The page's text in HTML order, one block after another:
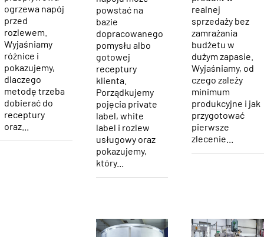
ogrzewa napój
przed
rozlewem.
Wyjaśniamy
różnice i
pokazujemy,
dlaczego
metodę trzeba
dobierać do
receptury
oraz...
powstać na
bazie
dopracowanego
pomysłu albo
gotowej
receptury
klienta.
Porządkujemy
pojęcia private
label, white
label i rozlew
usługowy oraz
pokazujemy,
który...
realnej
sprzedaży bez
zamrażania
budżetu w
dużym zapasie.
Wyjaśniamy, od
czego zależy
minimum
produkcyjne i jak
przygotować
pierwsze
zlecenie...